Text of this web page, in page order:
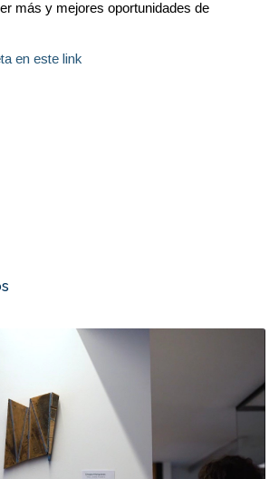
más y mejores oportunidades de
en este link